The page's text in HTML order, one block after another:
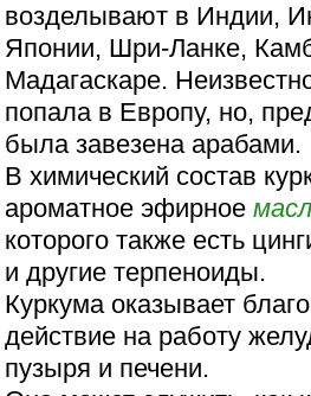
возделывают в Индии,
Японии, Шри-Ланке,
Мадагаскаре.
попала в Европу, но,
была завезена арабами.
В химический состав
ароматное эфирное
которого также есть
и другие терпеноиды.
Куркума оказывает
действие на работу
пузыря и печени.